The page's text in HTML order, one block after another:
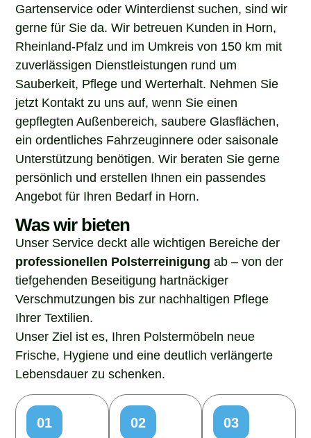
Gartenservice oder Winterdienst suchen, sind wir
gerne für Sie da. Wir betreuen Kunden in Horn,
Rheinland-Pfalz und im Umkreis von 150 km mit
zuverlässigen Dienstleistungen rund um
Sauberkeit, Pflege und Werterhalt. Nehmen Sie
jetzt Kontakt zu uns auf, wenn Sie einen
gepflegten Außenbereich, saubere Glasflächen,
ein ordentliches Fahrzeuginnere oder saisonale
Unterstützung benötigen. Wir beraten Sie gerne
persönlich und erstellen Ihnen ein passendes
Angebot für Ihren Bedarf in Horn.
Was wir bieten
Unser Service deckt alle wichtigen Bereiche der
professionellen Polsterreinigung ab – von der
tiefgehenden Beseitigung hartnäckiger
Verschmutzungen bis zur nachhaltigen Pflege
Ihrer Textilien.
Unser Ziel ist es, Ihren Polstermöbeln neue
Frische, Hygiene und eine deutlich verlängerte
Lebensdauer zu schenken.
01
02
03